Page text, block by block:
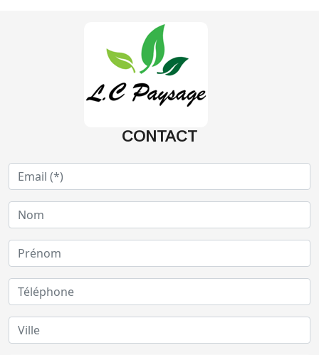
CONTACT